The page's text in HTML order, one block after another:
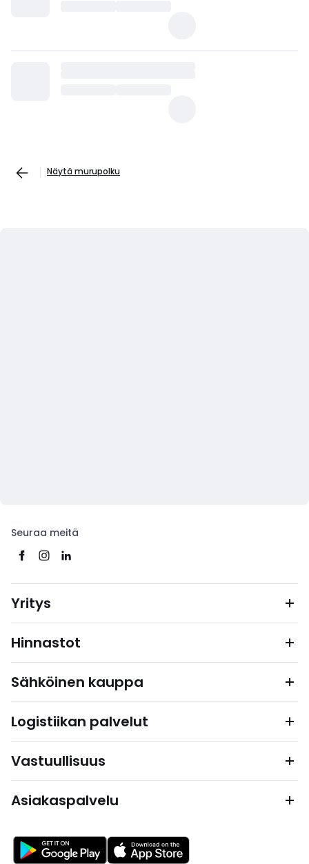
Näytä murupolku
Seuraa meitä
Yritys
Hinnastot
Sähköinen kauppa
Logistiikan palvelut
Vastuullisuus
Asiakaspalvelu